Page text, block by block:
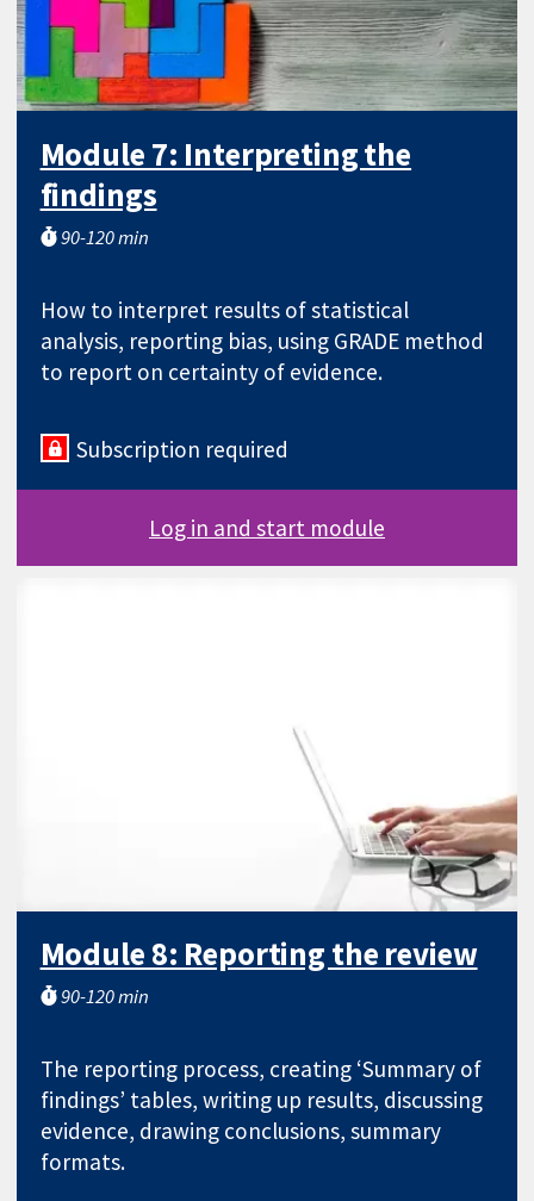
Module 7: Interpreting the
findings
90-120 min
How to interpret results of statistical
analysis, reporting bias, using GRADE method
to report on certainty of evidence.
Subscription required
Log in and start module
Module 8: Reporting the review
90-120 min
The reporting process, creating ‘Summary of
findings’ tables, writing up results, discussing
evidence, drawing conclusions, summary
formats.